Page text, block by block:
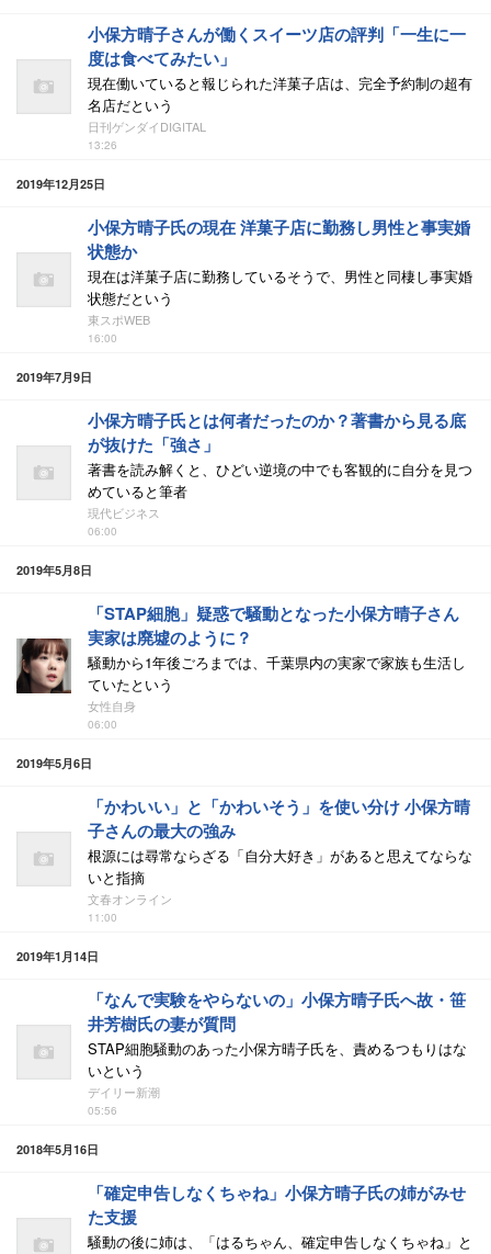
小保方晴子さんが働くスイーツ店の評判「一生に一
度は食べてみたい」
現在働いていると報じられた洋菓子店は、完全予約制の超有
名店だという
日刊ゲンダイDIGITAL
13:26
2019年12月25日
小保方晴子氏の現在 洋菓子店に勤務し男性と事実婚
状態か
現在は洋菓子店に勤務しているそうで、男性と同棲し事実婚
状態だという
東スポWEB
16:00
2019年7月9日
小保方晴子氏とは何者だったのか？著書から見る底
が抜けた「強さ」
著書を読み解くと、ひどい逆境の中でも客観的に自分を見つ
めていると筆者
現代ビジネス
06:00
2019年5月8日
「STAP細胞」疑惑で騒動となった小保方晴子さん
実家は廃墟のように？
騒動から1年後ごろまでは、千葉県内の実家で家族も生活し
ていたという
女性自身
06:00
2019年5月6日
「かわいい」と「かわいそう」を使い分け 小保方晴
子さんの最大の強み
根源には尋常ならざる「自分大好き」があると思えてならな
いと指摘
文春オンライン
11:00
2019年1月14日
「なんで実験をやらないの」小保方晴子氏へ故・笹
井芳樹氏の妻が質問
STAP細胞騒動のあった小保方晴子氏を、責めるつもりはな
いという
デイリー新潮
05:56
2018年5月16日
「確定申告しなくちゃね」小保方晴子氏の姉がみせ
た支援
騒動の後に姉は、「はるちゃん、確定申告しなくちゃね」と